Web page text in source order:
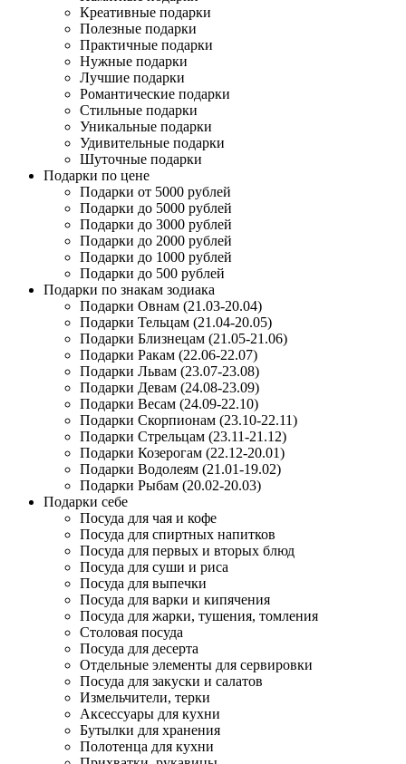
Креативные подарки
Полезные подарки
Практичные подарки
Нужные подарки
Лучшие подарки
Романтические подарки
Стильные подарки
Уникальные подарки
Удивительные подарки
Шуточные подарки
Подарки по цене
Подарки от 5000 рублей
Подарки до 5000 рублей
Подарки до 3000 рублей
Подарки до 2000 рублей
Подарки до 1000 рублей
Подарки до 500 рублей
Подарки по знакам зодиака
Подарки Овнам (21.03-20.04)
Подарки Тельцам (21.04-20.05)
Подарки Близнецам (21.05-21.06)
Подарки Ракам (22.06-22.07)
Подарки Львам (23.07-23.08)
Подарки Девам (24.08-23.09)
Подарки Весам (24.09-22.10)
Подарки Скорпионам (23.10-22.11)
Подарки Стрельцам (23.11-21.12)
Подарки Козерогам (22.12-20.01)
Подарки Водолеям (21.01-19.02)
Подарки Рыбам (20.02-20.03)
Подарки себе
Посуда для чая и кофе
Посуда для спиртных напитков
Посуда для первых и вторых блюд
Посуда для суши и риса
Посуда для выпечки
Посуда для варки и кипячения
Посуда для жарки, тушения, томления
Столовая посуда
Посуда для десерта
Отдельные элементы для сервировки
Посуда для закуски и салатов
Измельчители, терки
Аксессуары для кухни
Бутылки для хранения
Полотенца для кухни